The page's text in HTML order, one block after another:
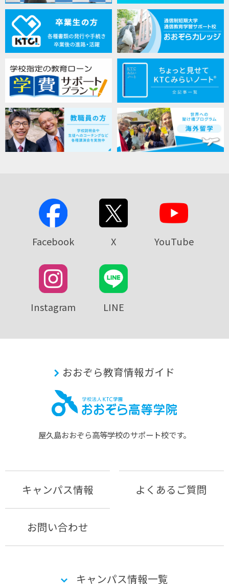
Facebook X YouTube
Instagram LINE
おおぞら教育情報ガイド
屋久島おおぞら⾼等学校のサポート校です。
キャンパス情報 よくあるご質問
お問い合わせ
キャンパス情報一覧